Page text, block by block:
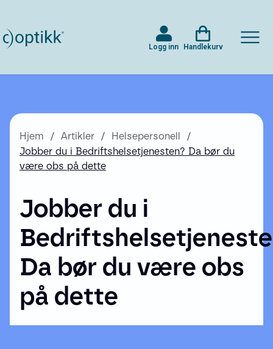
Logg inn Handlekurv
Hjem Artikler
Helsepersonell
Jobber du i Bedriftshelsetjenesten? Da bør du
være obs på dette
Jobber du i
Da bør du være obs
på dette